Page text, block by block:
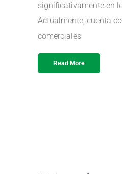
significativamente en
Actualmente, cuenta
comerciales
Read More